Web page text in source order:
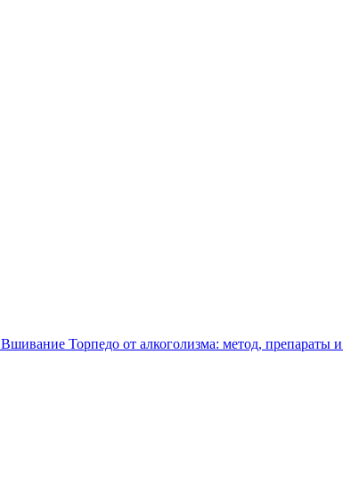
Вшивание Торпедо от алкоголизма: метод, препараты